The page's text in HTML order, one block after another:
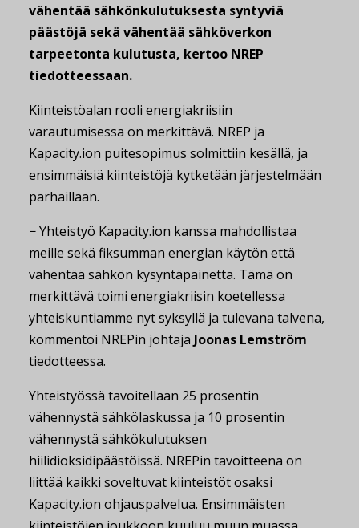
vähentää sähkönkulutuksesta syntyviä
päästöjä sekä vähentää sähköverkon
tarpeetonta kulutusta, kertoo NREP
tiedotteessaan.
Kiinteistöalan rooli energiakriisiin
varautumisessa on merkittävä. NREP ja
Kapacity.ion puitesopimus solmittiin kesällä, ja
ensimmäisiä kiinteistöjä kytketään järjestelmään
parhaillaan.
− Yhteistyö Kapacity.ion kanssa mahdollistaa
meille sekä fiksumman energian käytön että
vähentää sähkön kysyntäpainetta. Tämä on
merkittävä toimi energiakriisin koetellessa
yhteiskuntiamme nyt syksyllä ja tulevana talvena,
kommentoi NREPin johtaja Joonas Lemström
tiedotteessa.
Yhteistyössä tavoitellaan 25 prosentin
vähennystä sähkölaskussa ja 10 prosentin
vähennystä sähkökulutuksen
hiilidioksidipäästöissä. NREPin tavoitteena on
liittää kaikki soveltuvat kiinteistöt osaksi
Kapacity.ion ohjauspalvelua. Ensimmäisten